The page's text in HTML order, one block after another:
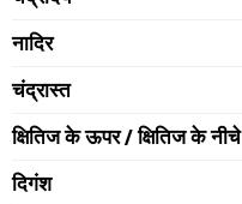
नादिर
चंद्रास्त
क्षितिज के ऊपर / क्षितिज के नीचे
दिगंश